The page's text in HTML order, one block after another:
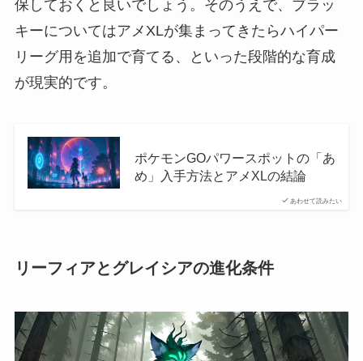
保しておくと良いでしょう。そのうえで、ブラッ
キーについてはアメXLが集まってきたらハイパー
リーグ用を追加で育てる、といった段階的な育成
が現実的です。
あわせて読みたい
ポケモンGOパワースポットの「あ
め」入手方法とアメXLの結論
リーフィアとグレイシアの進化条件